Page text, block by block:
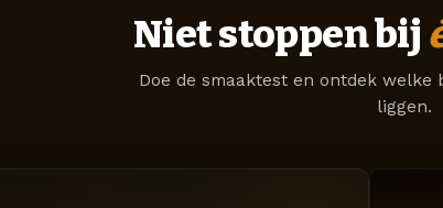
Niet stoppen bij
Doe de smaaktest en ontdek
liggen.